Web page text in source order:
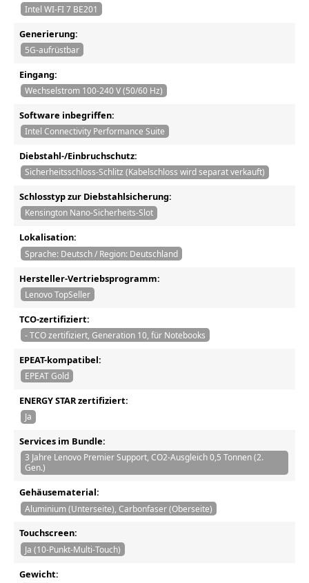
Intel WI-FI 7 BE201
Generierung:
5G-aufrüstbar
Eingang:
Wechselstrom 100-240 V (50/60 Hz)
Software inbegriffen:
Intel Connectivity Performance Suite
Diebstahl-/Einbruchschutz:
Sicherheitsschloss-Schlitz (Kabelschloss wird separat verkauft)
Schlosstyp zur Diebstahlsicherung:
Kensington Nano-Sicherheits-Slot
Lokalisation:
Sprache: Deutsch / Region: Deutschland
Hersteller-Vertriebsprogramm:
Lenovo TopSeller
TCO-zertifiziert:
- TCO zertifiziert, Generation 10, für Notebooks
EPEAT-kompatibel:
EPEAT Gold
ENERGY STAR zertifiziert:
Ja
Services im Bundle:
3 Jahre Lenovo Premier Support, CO2-Ausgleich 0,5 Tonnen (2.
Gen.)
Gehäusematerial:
Aluminium (Unterseite), Carbonfaser (Oberseite)
Touchscreen:
Ja (10-Punkt-Multi-Touch)
Gewicht: